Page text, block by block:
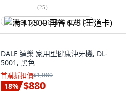
(25)
满 $1,500 再省 $75 (王道卡)
DALE 達樂 家用型健康沖牙機, DL-
5001, 黑色
首購折扣價$1,080
18% $880